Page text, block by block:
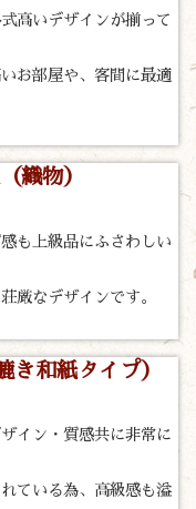
高いデザインが揃って
お部屋や、客間に最適
織物）
も上級品にふさわしい
厳なデザインです。
き和紙タイプ）
イン・質感共に非常に
ている為、高級感も溢